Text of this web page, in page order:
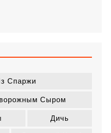
Спаржи
Сыром
Дичь